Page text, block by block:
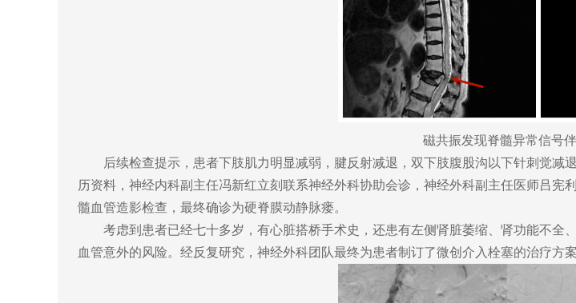
磁共振发现脊髓异常信号
后续检查提示，患者下肢肌力明显减弱，腱反射减退，双下肢腹股沟以下针刺觉减
历资料，神经内科副主任冯新红立刻联系神经外科协助会诊，神经外科副主任医师吕
髓血管造影检查，最终确诊为硬脊膜动静脉瘘。
考虑到患者已经七十多岁，有心脏搭桥手术史，还患有左侧肾脏萎缩、肾功能不全
血管意外的风险。经反复研究，神经外科团队最终为患者制订了微创介入栓塞的治疗方案